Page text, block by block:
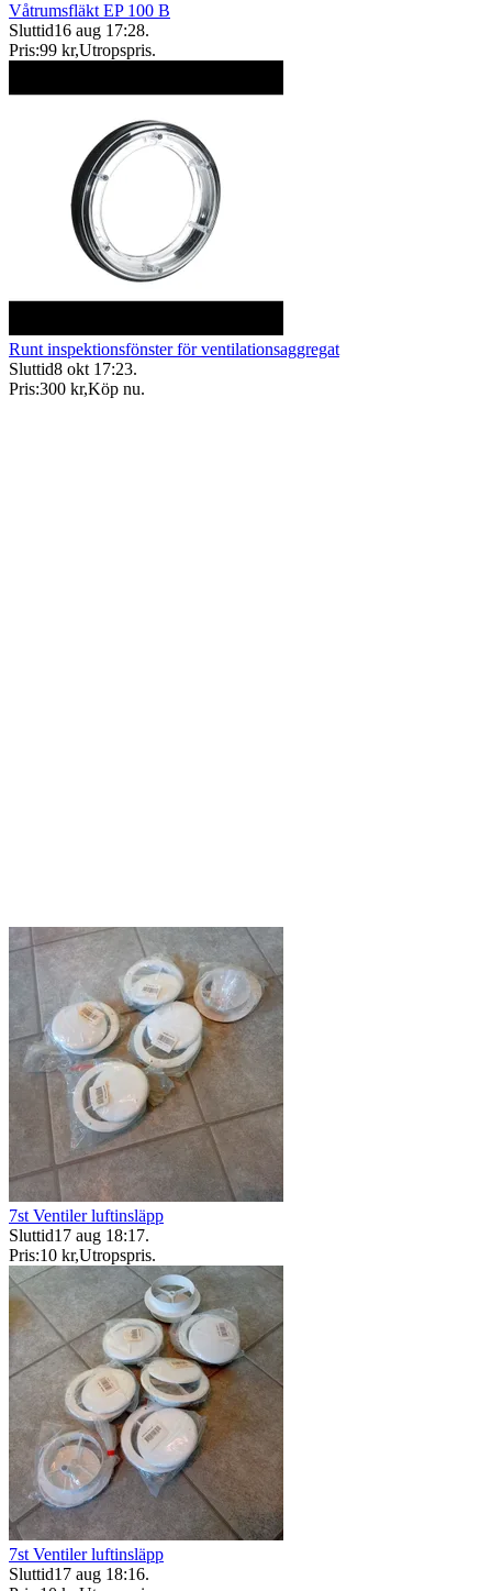
Våtrumsfläkt EP 100 B
Sluttid16 aug 17:28.
Pris:99 kr,Utropspris.
Runt inspektionsfönster för ventilationsaggregat
Sluttid8 okt 17:23.
Pris:300 kr,Köp nu.
7st Ventiler luftinsläpp
Sluttid17 aug 18:17.
Pris:10 kr,Utropspris.
7st Ventiler luftinsläpp
Sluttid17 aug 18:16.